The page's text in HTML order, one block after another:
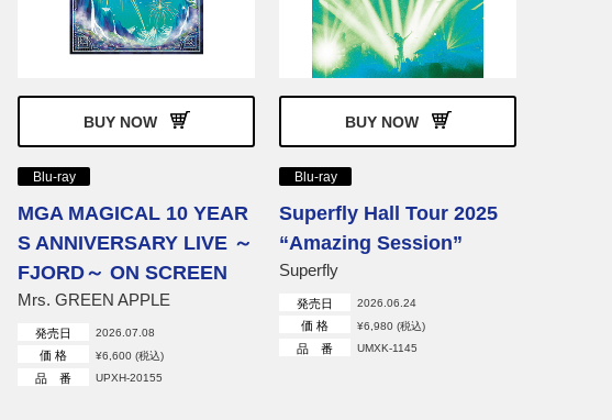
BUY NOW
Blu-ray
MGA MAGICAL 10 YEAR
S ANNIVERSARY LIVE ～
FJORD～ ON SCREEN
Mrs. GREEN APPLE
発売日 2026.07.08
価 格 ¥6,600 (税込)
品 番 UPXH-20155
BUY NOW
Blu-ray
Superfly Hall Tour 2025
“Amazing Session”
Superfly
発売日 2026.06.24
価 格 ¥6,980 (税込)
品 番 UMXK-1145